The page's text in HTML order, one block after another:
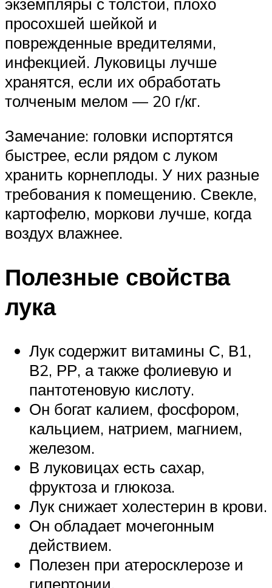
просохшей шейкой и
поврежденные вредителями,
инфекцией. Луковицы лучше
хранятся, если их обработать
толченым мелом — 20 г/кг.
Замечание: головки испортятся
быстрее, если рядом с луком
хранить корнеплоды. У них разные
требования к помещению. Свекле,
картофелю, моркови лучше, когда
воздух влажнее.
Полезные свойства
лука
Лук содержит витамины С, В1,
В2, РР, а также фолиевую и
пантотеновую кислоту.
Он богат калием, фосфором,
кальцием, натрием, магнием,
железом.
В луковицах есть сахар,
фруктоза и глюкоза.
Лук снижает холестерин в крови.
Он обладает мочегонным
действием.
Полезен при атеросклерозе и
гипертонии.